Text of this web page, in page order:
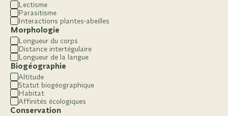
Lectisme
Parasitisme
Interactions plantes-abeilles
Morphologie
Longueur du corps
Distance intertégulaire
Longueur de la langue
Biogéographie
Altitude
Statut biogéographique
Habitat
Affinités écologiques
Conservation